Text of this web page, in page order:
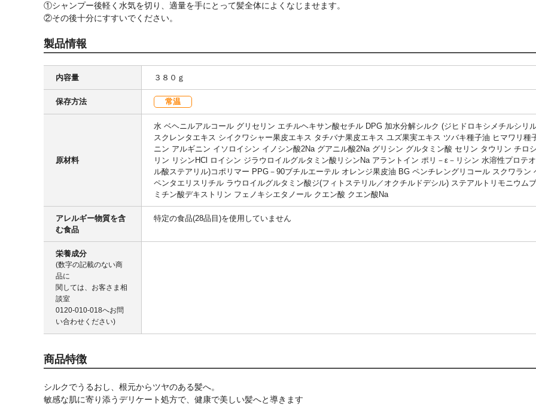
①シャンプー後軽く水気を切り、適量を手にとって髪全体によくなじませます。
②その後十分にすすいでください。
製品情報
内容量 ３８０ｇ
保存方法 常温
原材料
水 ベヘニルアルコール グリセリン エチルヘキサン酸セチル DPG 加水分解シルク (ジヒドロキシメチルシリ
スクレンタエキス シイクワシャー果皮エキス タチバナ果皮エキス ユズ果実エキス ツバキ種子油 ヒマワリ
ニン アルギニン イソロイシン イノシン酸2Na グアニル酸2Na グリシン グルタミン酸 セリン タウリン チロ
リン リシンHCl ロイシン ジラウロイルグルタミン酸リシンNa アラントイン ポリ－ε－リシン 水溶性プロテ
ル酸ステアリル)コポリマー PPG－90ブチルエーテル オレンジ果皮油 BG ペンチレングリコール スクワラ
ペンタエリスリチル ラウロイルグルタミン酸ジ(フィトステリル／オクチルドデシル) ステアルトリモニウム
ミチン酸デキストリン フェノキシエタノール クエン酸 クエン酸Na
アレルギー物質を含
む食品
特定の食品(28品目)を使用していません
栄養成分
(数字の記載のない商
品に
関しては、お客さま相
談室
0120-010-018へお問
い合わせください)
商品特徴
シルクでうるおし、根元からツヤのある髪へ。
敏感な肌に寄り添うデリケート処方で、健康で美しい髪へと導きます